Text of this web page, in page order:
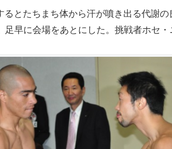
とたちまち体から汗が噴き出る代謝
早に会場をあとにした。挑戦者ホセ・